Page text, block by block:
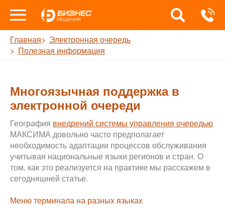
Главная
Электронная очередь
Полезная информация
Многоязычная поддержка в
электронной очереди
География внедрений системы управления очередью
МАКСИМА довольно часто предполагает
необходимость адаптации процессов обслуживания
учитывая национальные языки регионов и стран. О
том, как это реализуется на практике мы расскажем в
сегодняшней статье.
Меню терминала на разных языках